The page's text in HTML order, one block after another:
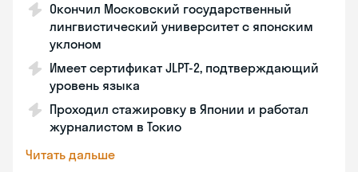
Окончил Московский государственный
лингвистический университет с японским
уклоном
Имеет сертификат JLPT-2, подтверждающий
уровень языка
Проходил стажировку в Японии и работал
журналистом в Токио
Читать дальше